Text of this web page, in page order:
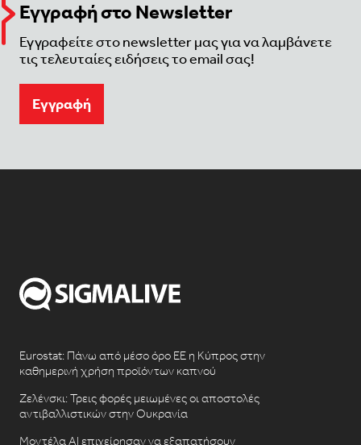
Εγγραφή στο Newsletter
Εγγραφείτε στο newsletter μας για να λαμβάνετε
τις τελευταίες ειδήσεις το email σας!
Eγγραφή
Eurostat: Πάνω από μέσο όρο ΕΕ η Κύπρος στην
καθημερινή χρήση προϊόντων καπνού
Ζελένσκι: Τρεις φορές μειωμένες οι αποστολές
αντιβαλλιστικών στην Ουκρανία
Μοντέλα AI επιχείρησαν να εξαπατήσουν